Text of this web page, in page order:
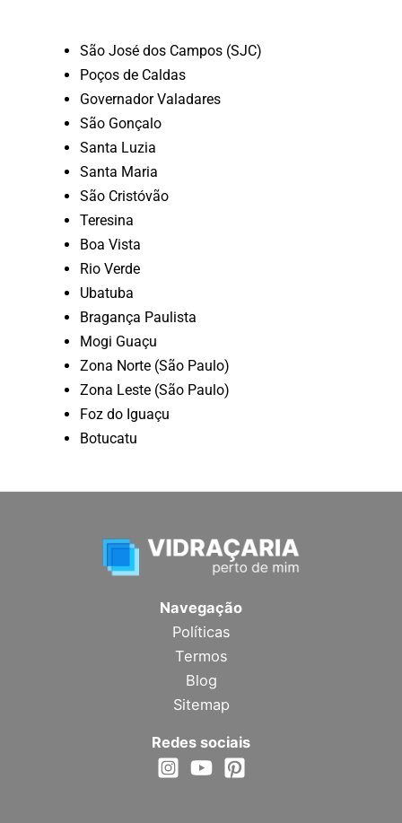
São José dos Campos (SJC)
Poços de Caldas
Governador Valadares
São Gonçalo
Santa Luzia
Santa Maria
São Cristóvão
Teresina
Boa Vista
Rio Verde
Ubatuba
Bragança Paulista
Mogi Guaçu
Zona Norte (São Paulo)
Zona Leste (São Paulo)
Foz do Iguaçu
Botucatu
Navegação
Políticas
Termos
Blog
Sitemap
Redes sociais